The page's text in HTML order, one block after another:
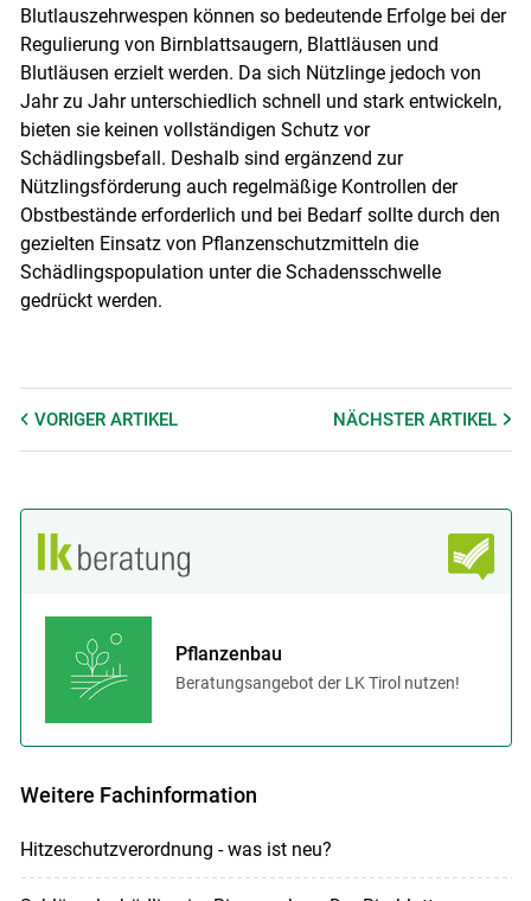
Blutlauszehrwespen können so bedeutende Erfolge bei der
Regulierung von Birnblattsaugern, Blattläusen und
Blutläusen erzielt werden. Da sich Nützlinge jedoch von
Jahr zu Jahr unterschiedlich schnell und stark entwickeln,
bieten sie keinen vollständigen Schutz vor
Schädlingsbefall. Deshalb sind ergänzend zur
Nützlingsförderung auch regelmäßige Kontrollen der
Obstbestände erforderlich und bei Bedarf sollte durch den
gezielten Einsatz von Pflanzenschutzmitteln die
Schädlingspopulation unter die Schadensschwelle
gedrückt werden.
VORIGER ARTIKEL NÄCHSTERARTIKEL
Pflanzenbau
Beratungsangebot der LK Tirol nutzen!
Weitere Fachinformation
Hitzeschutzverordnung - was ist neu?